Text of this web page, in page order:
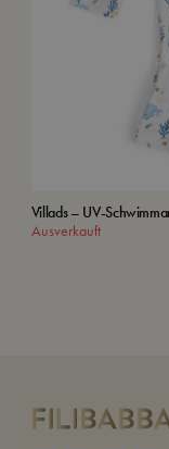
Villads – UV-
Ausverkauft